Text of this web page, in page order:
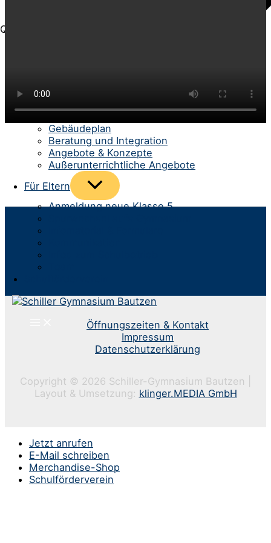
Quick-Menü
Unterricht
Gebäudeplan
Beratung und Integration
Angebote & Konzepte
Außerunterrichtliche Angebote
Für Eltern
Menü
umschalten
Anmeldung neue Klasse 5
Öffnungszeiten & Kontakt
Impressum
Datenschutzerklärung
Copyright © 2026 Schiller-Gymnasium Bautzen |
Layout & Umsetzung: klinger.MEDIA GmbH
Jetzt anrufen
E-Mail schreiben
Merchandise-Shop
Schulförderverein